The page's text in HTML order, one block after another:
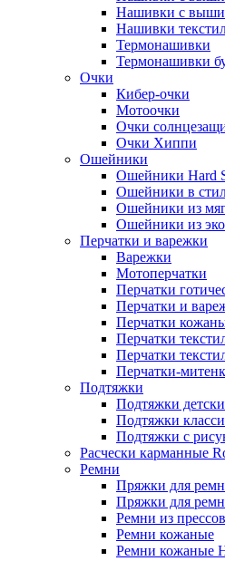
Нашивки с
Нашивки
Термонашивки
Термонашивки
Очки
Кибер-очки
Мотоочки
Очки
Очки Хиппи
Ошейники
Ошейники Hard
Ошейники в
Ошейники из
Ошейники из
Перчатки и варежки
Варежки
Мотоперчатки
Перчатки
Перчатки и
Перчатки
Перчатки
Перчатки
Перчатки-
Подтяжки
Подтяжки
Подтяжки
Подтяжки с
Расчески карманные
Ремни
Пряжки для
Пряжки для
Ремни из
Ремни кожаные
Ремни кожаные